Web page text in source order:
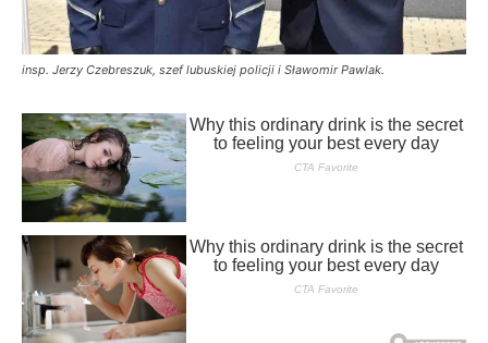
insp. Jerzy Czebreszuk, szef lubuskiej policji i Sławomir Pawlak.